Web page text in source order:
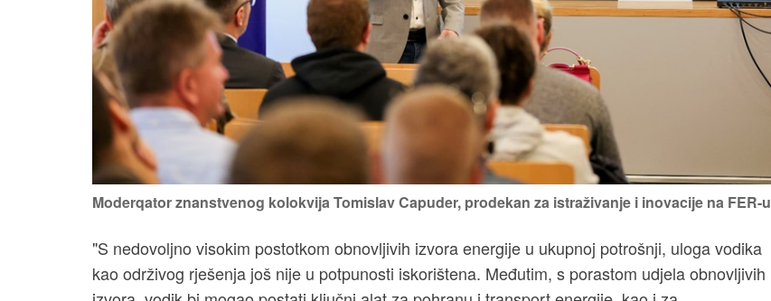
Moderqator znanstvenog kolokvija Tomislav Capuder, prodekan za istraživanje i inovacije na FER-u
"S nedovoljno visokim postotkom obnovljivih izvora energije u ukupnoj potrošnji, uloga vodika
kao održivog rješenja još nije u potpunosti iskorištena. Međutim, s porastom udjela obnovljivih